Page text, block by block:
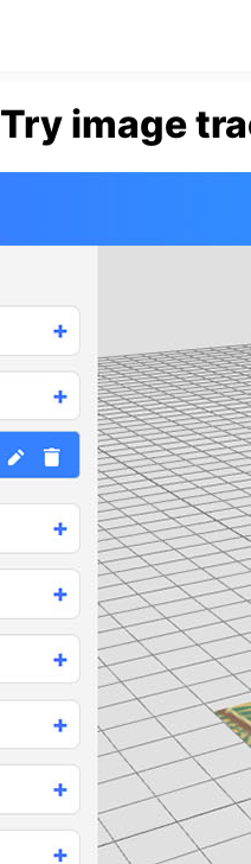
Try image